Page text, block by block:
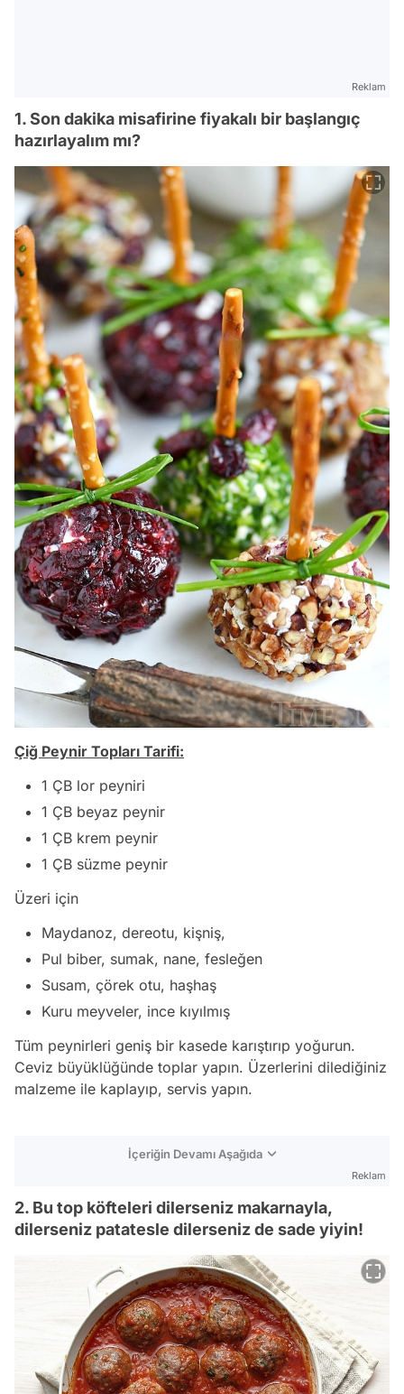
Reklam
1. Son dakika misafirine fiyakalı bir başlangıç
hazırlayalım mı?
Çiğ Peynir Topları Tarifi:
1 ÇB lor peyniri
1 ÇB beyaz peynir
1 ÇB krem peynir
1 ÇB süzme peynir
Üzeri için
Maydanoz, dereotu, kişniş,
Pul biber, sumak, nane, fesleğen
Susam, çörek otu, haşhaş
Kuru meyveler, ince kıyılmış
Tüm peynirleri geniş bir kasede karıştırıp yoğurun.
Ceviz büyüklüğünde toplar yapın. Üzerlerini dilediğiniz
malzeme ile kaplayıp, servis yapın.
İçeriğin Devamı Aşağıda
Reklam
2. Bu top köfteleri dilerseniz makarnayla,
dilerseniz patatesle dilerseniz de sade yiyin!